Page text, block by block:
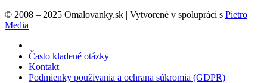
© 2008 – 2025 Omalovanky.sk | Vytvorené v spolupráci s Pietro
Media
Často kladené otázky
Kontakt
Podmienky používania a ochrana súkromia (GDPR)